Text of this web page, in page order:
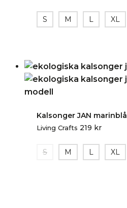
S M L XL
Kalsonger JAN marinblå
Living Crafts 219 kr
S M L XL